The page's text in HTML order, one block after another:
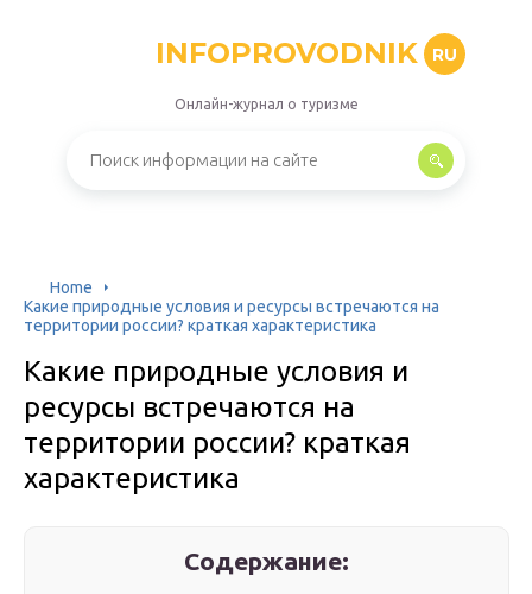
INFOPROVODNIK RU
Онлайн-журнал о туризме
Home
Какие природные условия и ресурсы встречаются на
территории россии? краткая характеристика
Какие природные условия и
ресурсы встречаются на
территории россии? краткая
характеристика
Содержание: